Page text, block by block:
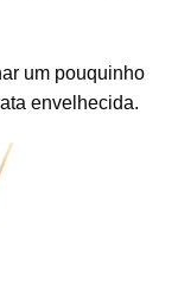
um pouquinho
envelhecida.